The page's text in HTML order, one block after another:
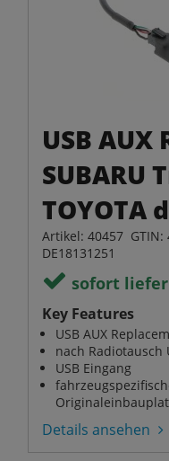
USB
SUBARU
TOYOTA
Artikel: 40457 GTIN:
DE18131251
sofort
Key Features
USB AUX
nach Radiotausch
USB Eingang
Details ansehen